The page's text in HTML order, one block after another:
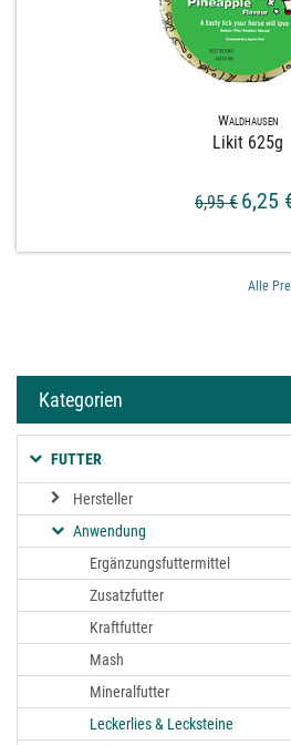
Waldhausen
Likit 625g
6,95 € 6,25
Alle
Kategorien
FUTTER
Hersteller
Anwendung
Ergänzungsfuttermittel
Zusatzfutter
Kraftfutter
Mash
Mineralfutter
Leckerlies & Lecksteine